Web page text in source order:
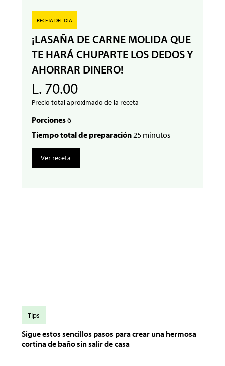
RECETA DEL DÍA
¡LASAÑA DE CARNE MOLIDA QUE
TE HARÁ CHUPARTE LOS DEDOS Y
AHORRAR DINERO!
L. 70.00
Precio total aproximado de la receta
Porciones6
Tiempo total de preparación25 minutos
Ver receta
Sigue estos sencillos pasos para crear una hermosa
cortina de baño sin salir de casa
Tips